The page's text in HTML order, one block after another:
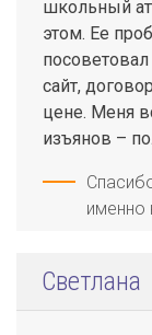
школьный
этом. Ее
сайт,
цене. Меня
изъянов –
именно
Светлана